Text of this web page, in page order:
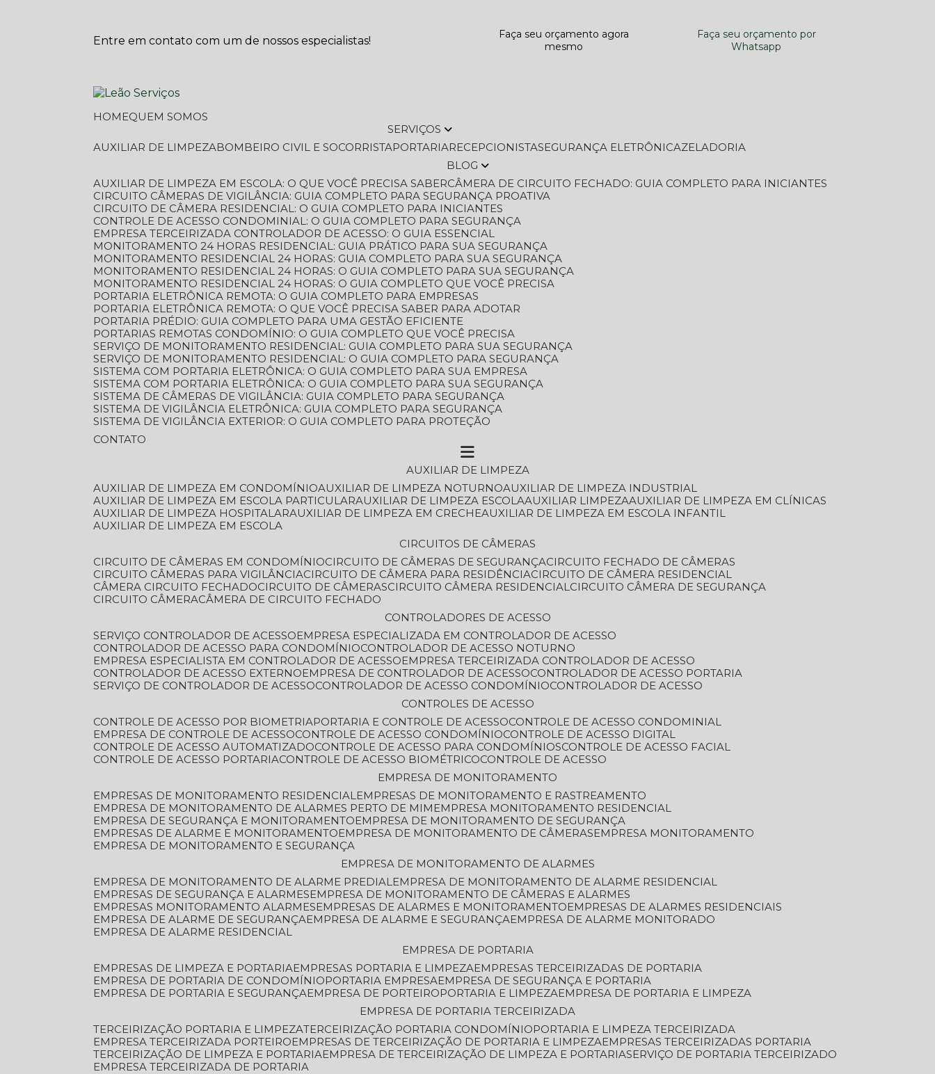
Entre em contato com um de nossos especialistas!
Faça seu orçamento agora
mesmo
Faça seu orçamento por
Whatsapp
HOME
QUEM SOMOS
SERVIÇOS
AUXILIAR DE LIMPEZA
BOMBEIRO CIVIL E SOCORRISTA PORTARIA RECEPCIONISTA SEGURANÇA ELETRÔNICA
ZELADORIA
BLOG
AUXILIAR DE LIMPEZA EM ESCOLA: O QUE VOCÊ PRECISA SABER
CÂMERA DE CIRCUITO FECHADO: GUIA COMPLETO PARA INICIANTES
CIRCUITO CÂMERAS DE VIGILÂNCIA: GUIA COMPLETO PARA SEGURANÇA PROATIVA
CIRCUITO DE CÂMERA RESIDENCIAL: O GUIA COMPLETO PARA INICIANTES
CONTROLE DE ACESSO CONDOMINIAL: O GUIA COMPLETO PARA SEGURANÇA
EMPRESA TERCEIRIZADA CONTROLADOR DE ACESSO: O GUIA ESSENCIAL
MONITORAMENTO 24 HORAS RESIDENCIAL: GUIA PRÁTICO PARA SUA SEGURANÇA
MONITORAMENTO RESIDENCIAL 24 HORAS: GUIA COMPLETO PARA SUA SEGURANÇA
MONITORAMENTO RESIDENCIAL 24 HORAS: O GUIA COMPLETO PARA SUA SEGURANÇA
MONITORAMENTO RESIDENCIAL 24 HORAS: O GUIA COMPLETO QUE VOCÊ PRECISA
PORTARIA ELETRÔNICA REMOTA: O GUIA COMPLETO PARA EMPRESAS
PORTARIA ELETRÔNICA REMOTA: O QUE VOCÊ PRECISA SABER PARA ADOTAR
PORTARIA PRÉDIO: GUIA COMPLETO PARA UMA GESTÃO EFICIENTE
PORTARIAS REMOTAS CONDOMÍNIO: O GUIA COMPLETO QUE VOCÊ PRECISA
SERVIÇO DE MONITORAMENTO RESIDENCIAL: GUIA COMPLETO PARA SUA SEGURANÇA
SERVIÇO DE MONITORAMENTO RESIDENCIAL: O GUIA COMPLETO PARA SEGURANÇA
SISTEMA COM PORTARIA ELETRÔNICA: O GUIA COMPLETO PARA SUA EMPRESA
SISTEMA COM PORTARIA ELETRÔNICA: O GUIA COMPLETO PARA SUA SEGURANÇA
SISTEMA DE CÂMERAS DE VIGILÂNCIA: GUIA COMPLETO PARA SEGURANÇA
SISTEMA DE VIGILÂNCIA ELETRÔNICA: GUIA COMPLETO PARA SEGURANÇA
SISTEMA DE VIGILÂNCIA EXTERIOR: O GUIA COMPLETO PARA PROTEÇÃO
CONTATO
AUXILIAR DE LIMPEZA
AUXILIAR DE LIMPEZA EM CONDOMÍNIO
AUXILIAR DE LIMPEZA NOTURNO
AUXILIAR DE LIMPEZA INDUSTRIAL
AUXILIAR DE LIMPEZA EM ESCOLA PARTICULAR
AUXILIAR DE LIMPEZA ESCOLA AUXILIAR LIMPEZA
AUXILIAR DE LIMPEZA EM CLÍNICAS
AUXILIAR DE LIMPEZA HOSPITALAR
AUXILIAR DE LIMPEZA EM CRECHE
AUXILIAR DE LIMPEZA EM ESCOLA INFANTIL
AUXILIAR DE LIMPEZA EM ESCOLA
CIRCUITOS DE CÂMERAS
CIRCUITO DE CÂMERAS EM CONDOMÍNIO
CIRCUITO DE CÂMERAS DE SEGURANÇA
CIRCUITO FECHADO DE CÂMERAS
CIRCUITO CÂMERAS PARA VIGILÂNCIA
CIRCUITO DE CÂMERA PARA RESIDÊNCIA
CIRCUITO DE CÂMERA RESIDENCIAL
CÂMERA CIRCUITO FECHADO
CIRCUITO DE CÂMERAS CIRCUITO CÂMERA RESIDENCIAL
CIRCUITO CÂMERA DE SEGURANÇA
CIRCUITO CÂMERA
CÂMERA DE CIRCUITO FECHADO
CONTROLADORES DE ACESSO
SERVIÇO CONTROLADOR DE ACESSO
EMPRESA ESPECIALIZADA EM CONTROLADOR DE ACESSO
CONTROLADOR DE ACESSO PARA CONDOMÍNIO
CONTROLADOR DE ACESSO NOTURNO
EMPRESA ESPECIALISTA EM CONTROLADOR DE ACESSO
EMPRESA TERCEIRIZADA CONTROLADOR DE ACESSO
CONTROLADOR DE ACESSO EXTERNO
EMPRESA DE CONTROLADOR DE ACESSO
CONTROLADOR DE ACESSO PORTARIA
SERVIÇO DE CONTROLADOR DE ACESSO
CONTROLADOR DE ACESSO CONDOMÍNIO
CONTROLADOR DE ACESSO
CONTROLES DE ACESSO
CONTROLE DE ACESSO POR BIOMETRIA
PORTARIA E CONTROLE DE ACESSO
CONTROLE DE ACESSO CONDOMINIAL
EMPRESA DE CONTROLE DE ACESSO
CONTROLE DE ACESSO CONDOMÍNIO
CONTROLE DE ACESSO DIGITAL
CONTROLE DE ACESSO AUTOMATIZADO
CONTROLE DE ACESSO PARA CONDOMÍNIOS
CONTROLE DE ACESSO FACIAL
CONTROLE DE ACESSO PORTARIA CONTROLE DE ACESSO BIOMÉTRICO
CONTROLE DE ACESSO
EMPRESA DE MONITORAMENTO
EMPRESAS DE MONITORAMENTO RESIDENCIAL
EMPRESAS DE MONITORAMENTO E RASTREAMENTO
EMPRESA DE MONITORAMENTO DE ALARMES PERTO DE MIM
EMPRESA MONITORAMENTO RESIDENCIAL
EMPRESA DE SEGURANÇA E MONITORAMENTO
EMPRESA DE MONITORAMENTO DE SEGURANÇA
EMPRESAS DE ALARME E MONITORAMENTO
EMPRESA DE MONITORAMENTO DE CÂMERAS
EMPRESA MONITORAMENTO
EMPRESA DE MONITORAMENTO E SEGURANÇA
EMPRESA DE MONITORAMENTO DE ALARMES
EMPRESA DE MONITORAMENTO DE ALARME PREDIAL
EMPRESA DE MONITORAMENTO DE ALARME RESIDENCIAL
EMPRESAS DE SEGURANÇA E ALARMES
EMPRESA DE MONITORAMENTO DE CÂMERAS E ALARMES
EMPRESAS MONITORAMENTO ALARMES
EMPRESAS DE ALARMES E MONITORAMENTO
EMPRESAS DE ALARMES RESIDENCIAIS
EMPRESA DE ALARME DE SEGURANÇA
EMPRESA DE ALARME E SEGURANÇA
EMPRESA DE ALARME MONITORADO
EMPRESA DE ALARME RESIDENCIAL
EMPRESA DE PORTARIA
EMPRESAS DE LIMPEZA E PORTARIA
EMPRESAS PORTARIA E LIMPEZA
EMPRESAS TERCEIRIZADAS DE PORTARIA
EMPRESA DE PORTARIA DE CONDOMÍNIO
PORTARIA EMPRESA
EMPRESA DE SEGURANÇA E PORTARIA
EMPRESA DE PORTARIA E SEGURANÇA
EMPRESA DE PORTEIRO PORTARIA E LIMPEZA
EMPRESA DE PORTARIA E LIMPEZA
EMPRESA DE PORTARIA TERCEIRIZADA
TERCEIRIZAÇÃO PORTARIA E LIMPEZA TERCEIRIZAÇÃO PORTARIA CONDOMÍNIO
PORTARIA E LIMPEZA TERCEIRIZADA
EMPRESA TERCEIRIZADA PORTEIRO
EMPRESAS DE TERCEIRIZAÇÃO DE PORTARIA E LIMPEZA
EMPRESAS TERCEIRIZADAS PORTARIA
TERCEIRIZAÇÃO DE LIMPEZA E PORTARIA
EMPRESA DE TERCEIRIZAÇÃO DE LIMPEZA E PORTARIA SERVIÇO DE PORTARIA TERCEIRIZADO
EMPRESA TERCEIRIZADA DE PORTARIA